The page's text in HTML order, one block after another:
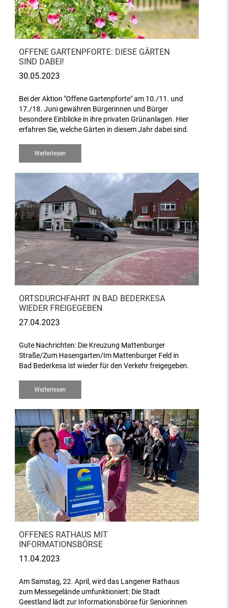
OFFENE GARTENPFORTE: DIESE GÄRTEN
SIND DABEI!
30.05.2023
Bei der Aktion "Offene Gartenpforte" am 10./11. und
17./18. Juni gewähren Bürgerinnen und Bürger
besondere Einblicke in ihre privaten Grünanlagen. Hier
erfahren Sie, welche Gärten in diesem Jahr dabei sind.
Weiterlesen
ORTSDURCHFAHRT IN BAD BEDERKESA
WIEDER FREIGEGEBEN
27.04.2023
Gute Nachrichten: Die Kreuzung Mattenburger
Straße/Zum Hasengarten/Im Mattenburger Feld in
Bad Bederkesa ist wieder für den Verkehr freigegeben.
Weiterlesen
OFFENES RATHAUS MIT
INFORMATIONSBÖRSE
11.04.2023
Am Samstag, 22. April, wird das Langener Rathaus
zum Messegelände umfunktioniert: Die Stadt
Geestland lädt zur Informationsbörse für Seniorinnen